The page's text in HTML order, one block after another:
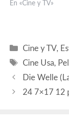
Naharro (Luisa),
detectivescos
mimo primero y
coche lleno…
En «Cine y TV»
Categorías
Cine y TV,
Etiquetas
Cine Usa,
Die Welle
24 7×17 12